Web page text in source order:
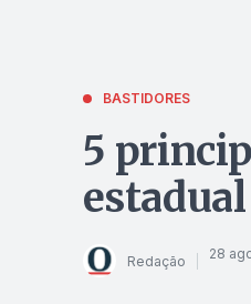
BASTIDORES
5
Redação 28